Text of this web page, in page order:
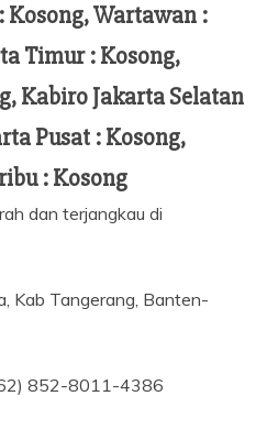
Kosong, Wartawan :
Timur : Kosong,
Kabiro Jakarta Selatan
Pusat : Kosong,
: Kosong
dan terjangkau di
Kab Tangerang, Banten-
852-8011-4386